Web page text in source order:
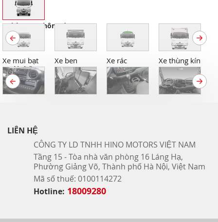
Thùng xe thông dụng
Xe mui bạt Xe ben Xe rác Xe thùng kín
Nội thất
LIÊN HỆ
CÔNG TY LD TNHH HINO MOTORS VIỆT NAM
Tầng 15 - Tòa nhà văn phòng 16 Láng Hạ,
Phường Giảng Võ, Thành phố Hà Nội, Việt Nam
Mã số thuế: 0100114272
Hotline: 18009280